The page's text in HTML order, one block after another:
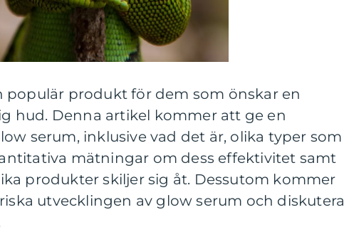
populär produkt för dem som önskar en
hud. Denna artikel kommer att ge en
serum, inklusive vad det är, olika typer som
mätningar om dess effektivitet samt
produkter skiljer sig åt. Dessutom kommer
utvecklingen av glow serum och diskutera